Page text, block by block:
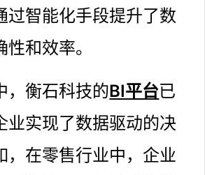
过智能化手段提升了数
和效率。
，衡石科技的BI平台已
业实现了数据驱动的决
，在零售行业中，企业